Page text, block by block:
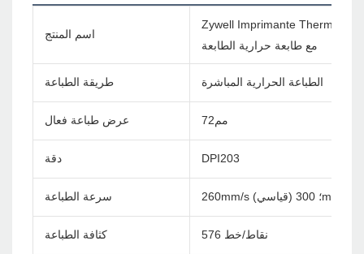
اسم المنتج
Zywell Imprimante Thermique
مع طابعة حرارية الطابعة
طريقة الطباعة الطباعة الحرارية المباشرة
عرض طباعة فعال مم72
دقة DPI203
سرعة الطباعة 260mm/s (قياسي) ؛ 300mm/s
كثافة الطباعة 576 نقاط/خط